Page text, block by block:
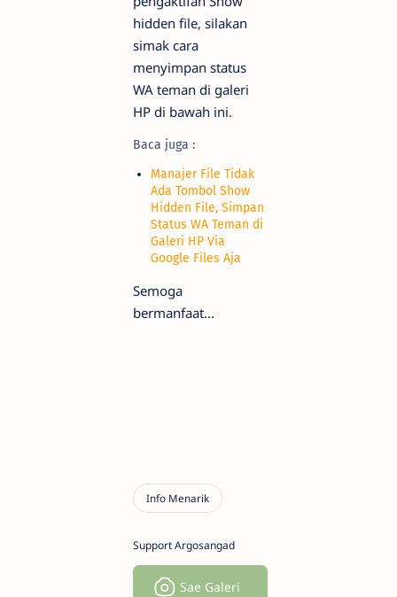
hidden file, silakan
simak cara
menyimpan status
WA teman di galeri
HP di bawah ini.
Baca juga :
Manajer File Tidak
Ada Tombol Show
Hidden File, Simpan
Status WA Teman di
Galeri HP Via
Google Files Aja
Semoga
bermanfaat...
Support Argosangad
Sae Galeri